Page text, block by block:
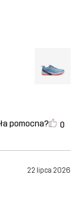
pomocna? 0
22 lipca 2026